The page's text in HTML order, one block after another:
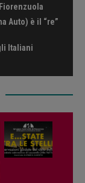
Auto) è il “re”
Italiani